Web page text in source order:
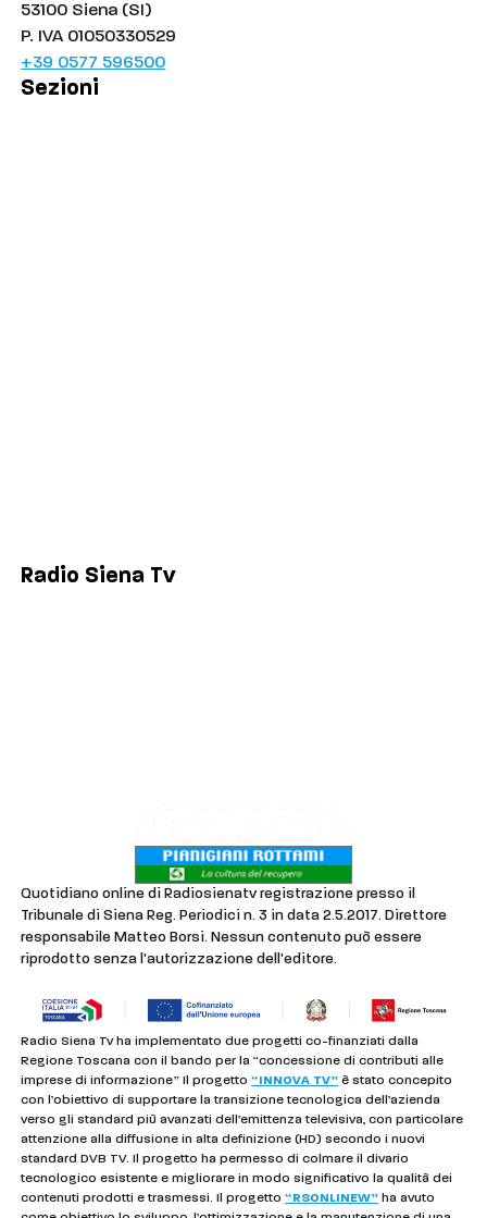
53100 Siena (SI)
P. IVA 01050330529
+39 0577 596500
Sezioni
Radio Siena Tv
Quotidiano online di Radiosienatv registrazione presso il
Tribunale di Siena Reg. Periodici n. 3 in data 2.5.2017. Direttore
responsabile Matteo Borsi. Nessun contenuto può essere
riprodotto senza l'autorizzazione dell'editore.
Radio Siena Tv ha implementato due progetti co-finanziati dalla
Regione Toscana con il bando per la “concessione di contributi alle
imprese di informazione” Il progetto“INNOVA TV” è stato concepito
con l’obiettivo di supportare la transizione tecnologica dell’azienda
verso gli standard più avanzati dell’emittenza televisiva, con particolare
attenzione alla diffusione in alta definizione (HD) secondo i nuovi
standard DVB TV. Il progetto ha permesso di colmare il divario
tecnologico esistente e migliorare in modo significativo la qualità dei
contenuti prodotti e trasmessi. Il progetto“RSONLINEW” ha avuto